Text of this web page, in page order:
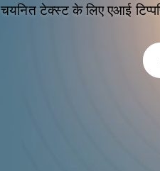
चयनित टेक्स्ट के लिए एआई